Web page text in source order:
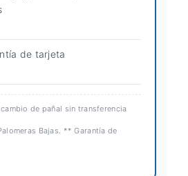
de tarjeta
de pañal sin transferencia
Bajas. ** Garantía de